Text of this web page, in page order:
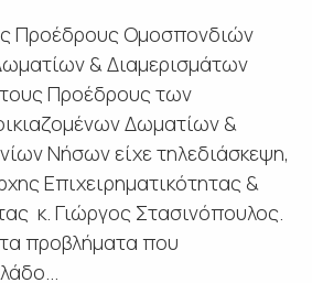
Προέδρους Ομοσπονδιών
& Διαμερισμάτων
Προέδρους των
Δωματίων &
Νήσων είχε τηλεδιάσκεψη,
Επιχειρηματικότητας &
κ. Γιώργος Στασινόπουλος.
προβλήματα που